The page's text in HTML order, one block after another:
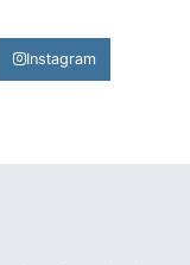
August 5, 2026
Instagram